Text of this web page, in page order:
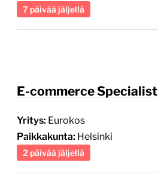
7 päivää jäljellä
E-commerce Specialist
Yritys: Eurokos
Paikkakunta: Helsinki
2 päivää jäljellä